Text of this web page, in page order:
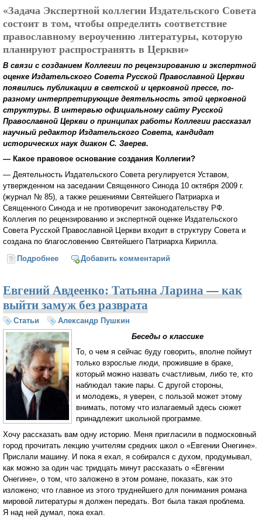
«Задача Экспертной коллегии Издательского Совета
состоит в том, чтобы определить соответствие
православному вероучению литературы, которую
планируют распространять в Церкви»
В связи с созданием Коллегии по рецензированию и экспертной
оценке Издательского Совета Русской Православной Церкви
появились публикации в светской и церковной прессе, по-
разному интерпретирующие деятельность этой церковной
структуры. В интервью официальному сайту Русской
Православной Церкви о принципах работы Коллегии рассказал
научный редактор Издательского Совета, кандидат
исторических наук диакон С. Зверев.
— Какое правовое основание создания Коллегии?
― Деятельность Издательского Совета регулируется Уставом,
утвержденном на заседании Священного Синода 10 октября 2009 г.
(журнал № 85), а также решениями Святейшего Патриарха и
Священного Синода и не противоречит законодательству РФ.
Коллегия по рецензированию и экспертной оценке Издательского
Совета Русской Православной Церкви входит в структуру Совета и
создана по благословению Святейшего Патриарха Кирилла.
Подробнее о Задача Экспертной коллегии Издательского Совета
Добавить комментарий
Евгений Авдеенко: Татьяна Ларина — как
выйти замуж без разврата
Статьи
Александр Пушкин
Беседы о классике
То, о чем я сейчас буду говорить, вполне поймут
только взрослые люди, прожившие в браке,
который можно назвать счастливым, либо те, кто
наблюдал такие пары. С другой стороны,
и молодежь, я уверен, с пользой может этому
внимать, потому что излагаемый здесь сюжет
принадлежит школьной программе.
Хочу рассказать вам одну историю. Меня пригласили в подмосковный
город прочитать лекцию учителям средних школ о «Евгении Онегине».
Прислали машину. И пока я ехал, я собирался с духом, продумывал,
как можно за один час тридцать минут рассказать о «Евгении
Онегине», о том, что заложено в этом романе, показать, как это
изложено; что главное из этого труднейшего для понимания романа
мировой литературы я должен передать. Вот была такая проблема.
Я над ней думал, пока ехал.